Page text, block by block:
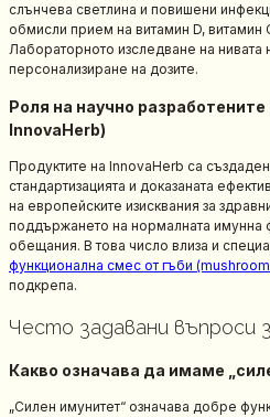
слънчева светлина и повишени
обмисли прием на витамин D,
Лабораторното изследване на нивата
персонализиране на дозите.
Роля на научно
InnovaHerb)
Продуктите на InnovaHerb са
стандартизацията и доказаната
на европейските изисквания за
поддържането на нормалната имунна
обещания. В това число влиза и
функционална смес от гъби
подкрепа.
Често задавани въпроси
Какво означава да имаме
„Силен имунитет“ означава добре